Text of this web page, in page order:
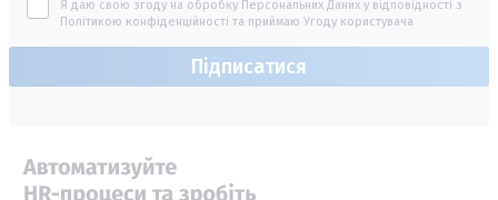
Я даю свою згоду на обробку Персональних Даних у відповідності з
Політикою конфіденційності та приймаю Угоду користувача